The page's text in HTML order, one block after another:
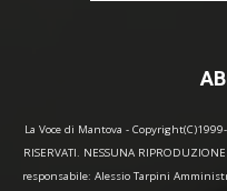
La Voce di Mantova -
RISERVATI. NESSUNA
responsabile: Alessio Tarpini